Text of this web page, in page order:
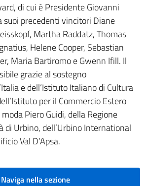
di cui è Presidente Giovanni
suoi precedenti vincitori Diane
Martha Raddatz, Thomas
Helene Cooper, Sebastian
Maria Bartiromo e Gwenn Ifill. Il
grazie al sostegno
e dell’Istituto Italiano di Cultura
per il Commercio Estero
moda Piero Guidi, della Regione
di Urbino, dell’Urbino International
Val D’Apsa.
Naviga nella sezione